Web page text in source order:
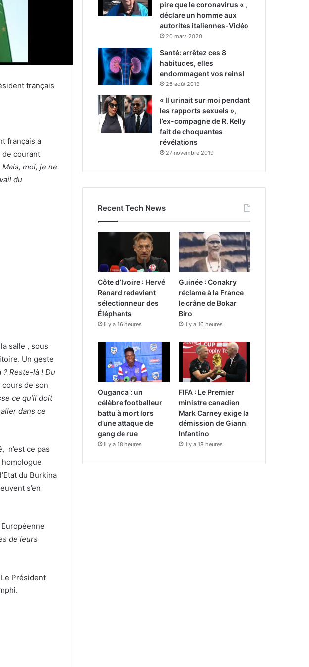
français
français a
de courant
Mais, moi, je ne
du
salle , sous
Un geste
? Reste-là ! Du
cours de son
ce qu’il doit
dans ce
n’est ce pas
du Burkina
s’en
de leurs
Président
pire que le coronavirus « ,
déclare un homme aux
autorités italiennes-Vidéo
20 mars 2020
Santé: arrêtez ces 8
habitudes, elles
endommagent vos reins!
26 août 2019
« Il urinait sur moi pendant
les rapports sexuels »,
l’ex-compagne de R. Kelly
fait de choquantes
révélations
27 novembre 2019
Recent Tech News
Côte d’Ivoire : Hervé
Renard redevient
sélectionneur des
Éléphants
il y a 16 heures
Guinée : Conakry
réclame à la France
le crâne de Bokar
Biro
il y a 16 heures
Ouganda : un
célèbre footballeur
battu à mort lors
d’une attaque de
gang de rue
il y a 18 heures
FIFA : Le Premier
ministre canadien
Mark Carney exige la
démission de Gianni
Infantino
il y a 18 heures